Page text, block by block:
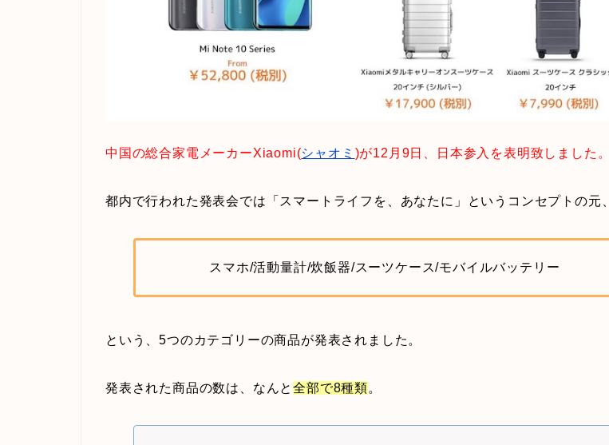
中国の総合家電メーカーXiaomi(シャオミ )が12月9日、日本参入を表明致しました。
都内で行われた発表会では「スマートライフを、あなたに」というコンセプトの元、
スマホ/活動量計/炊飯器/スーツケース/モバイルバッテリー
という、5つのカテゴリーの商品が発表されました。
発表された商品の数は、なんと全部で8種類。